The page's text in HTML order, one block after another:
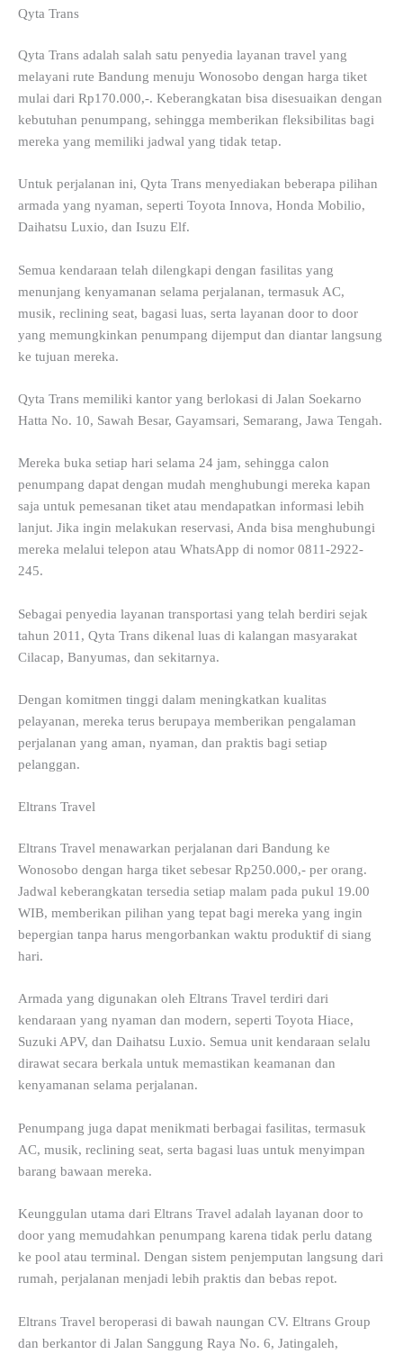
Qyta Trans
Qyta Trans adalah salah satu penyedia layanan travel yang
melayani rute Bandung menuju Wonosobo dengan harga tiket
mulai dari Rp170.000,-. Keberangkatan bisa disesuaikan dengan
kebutuhan penumpang, sehingga memberikan fleksibilitas bagi
mereka yang memiliki jadwal yang tidak tetap.
Untuk perjalanan ini, Qyta Trans menyediakan beberapa pilihan
armada yang nyaman, seperti Toyota Innova, Honda Mobilio,
Daihatsu Luxio, dan Isuzu Elf.
Semua kendaraan telah dilengkapi dengan fasilitas yang
menunjang kenyamanan selama perjalanan, termasuk AC,
musik, reclining seat, bagasi luas, serta layanan door to door
yang memungkinkan penumpang dijemput dan diantar langsung
ke tujuan mereka.
Qyta Trans memiliki kantor yang berlokasi di Jalan Soekarno
Hatta No. 10, Sawah Besar, Gayamsari, Semarang, Jawa Tengah.
Mereka buka setiap hari selama 24 jam, sehingga calon
penumpang dapat dengan mudah menghubungi mereka kapan
saja untuk pemesanan tiket atau mendapatkan informasi lebih
lanjut. Jika ingin melakukan reservasi, Anda bisa menghubungi
mereka melalui telepon atau WhatsApp di nomor 0811-2922-
245.
Sebagai penyedia layanan transportasi yang telah berdiri sejak
tahun 2011, Qyta Trans dikenal luas di kalangan masyarakat
Cilacap, Banyumas, dan sekitarnya.
Dengan komitmen tinggi dalam meningkatkan kualitas
pelayanan, mereka terus berupaya memberikan pengalaman
perjalanan yang aman, nyaman, dan praktis bagi setiap
pelanggan.
Eltrans Travel
Eltrans Travel menawarkan perjalanan dari Bandung ke
Wonosobo dengan harga tiket sebesar Rp250.000,- per orang.
Jadwal keberangkatan tersedia setiap malam pada pukul 19.00
WIB, memberikan pilihan yang tepat bagi mereka yang ingin
bepergian tanpa harus mengorbankan waktu produktif di siang
hari.
Armada yang digunakan oleh Eltrans Travel terdiri dari
kendaraan yang nyaman dan modern, seperti Toyota Hiace,
Suzuki APV, dan Daihatsu Luxio. Semua unit kendaraan selalu
dirawat secara berkala untuk memastikan keamanan dan
kenyamanan selama perjalanan.
Penumpang juga dapat menikmati berbagai fasilitas, termasuk
AC, musik, reclining seat, serta bagasi luas untuk menyimpan
barang bawaan mereka.
Keunggulan utama dari Eltrans Travel adalah layanan door to
door yang memudahkan penumpang karena tidak perlu datang
ke pool atau terminal. Dengan sistem penjemputan langsung dari
rumah, perjalanan menjadi lebih praktis dan bebas repot.
Eltrans Travel beroperasi di bawah naungan CV. Eltrans Group
dan berkantor di Jalan Sanggung Raya No. 6, Jatingaleh,